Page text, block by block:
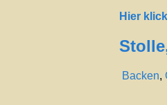
Hier
Backen,